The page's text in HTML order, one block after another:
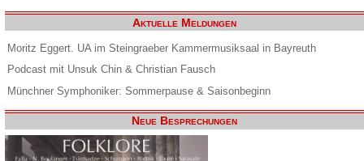
Aktuelle Meldungen
Moritz Eggert. UA im Steingraeber Kammermusiksaal in Bayreuth
Podcast mit Unsuk Chin & Christian Fausch
Münchner Symphoniker: Sommerpause & Saisonbeginn
Neue Besprechungen